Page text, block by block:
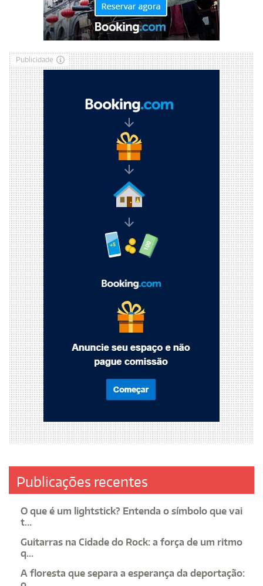
Publicidade
Publicações recentes
O que é um lightstick? Entenda o símbolo que vai
t...
Guitarras na Cidade do Rock: a força de um ritmo
q...
A floresta que separa a esperança da deportação: